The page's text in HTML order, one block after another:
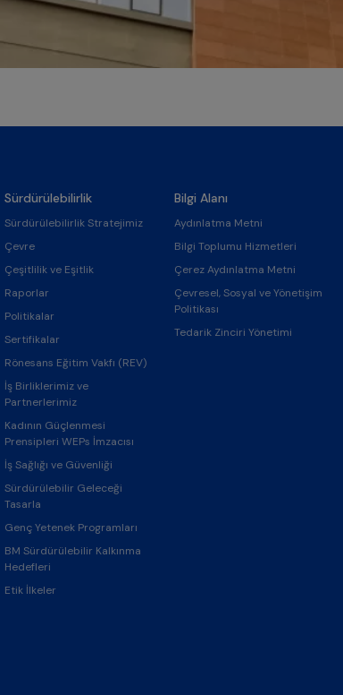
Sürdürülebilirlik
Sürdürülebilirlik Stratejimiz
Çevre
Çeşitlilik ve Eşitlik
Raporlar
Politikalar
Sertifikalar
Rönesans Eğitim Vakfı (REV)
İş Birliklerimiz ve
Partnerlerimiz
Kadının Güçlenmesi
Prensipleri WEPs İmzacısı
İş Sağlığı ve Güvenliği
Sürdürülebilir Geleceği
Tasarla
Genç Yetenek Programları
BM Sürdürülebilir Kalkınma
Hedefleri
Etik İlkeler
Bilgi Alanı
Aydınlatma Metni
Bilgi Toplumu Hizmetleri
Çerez Aydınlatma Metni
Çevresel, Sosyal ve Yönetişim
Politikası
Tedarik Zinciri Yönetimi